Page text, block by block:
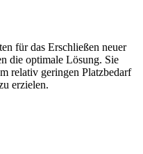
für das Erschließen neuer
die optimale Lösung. Sie
relativ geringen Platzbedarf
erzielen.